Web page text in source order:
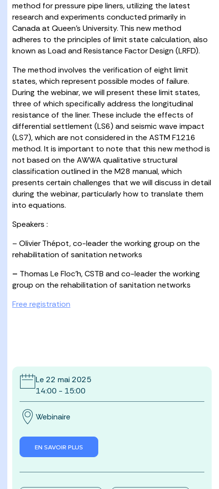
method for pressure pipe liners, utilizing the latest
research and experiments conducted primarily in
Canada at Queen’s University. This new method
adheres to the principles of limit state calculation, also
known as Load and Resistance Factor Design (LRFD).
The method involves the verification of eight limit
states, which represent possible modes of failure.
During the webinar, we will present these limit states,
three of which specifically address the longitudinal
resistance of the liner. These include the effects of
differential settlement (LS6) and seismic wave impact
(LS7), which are not considered in the ASTM F1216
method. It is important to note that this new method is
not based on the AWWA qualitative structural
classification outlined in the M28 manual, which
presents certain challenges that we will discuss in detail
during the webinar, particularly how to translate them
into equations.
Speakers :
– Olivier Thépot, co-leader the working group on the
rehabilitation of sanitation networks
– Thomas Le Floc’h, CSTB and co-leader the working
group on the rehabilitation of sanitation networks
Free registration
Le 22 mai 2025
14:00 - 15:00
Webinaire
EN SAVOIR PLUS